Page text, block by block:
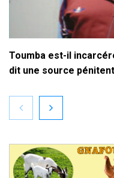
Toumba est-il
dit une source